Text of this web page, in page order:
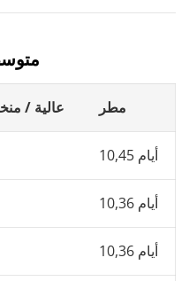
عالية / مطر
10,45 أيام
10,36 أيام
10,36 أيام